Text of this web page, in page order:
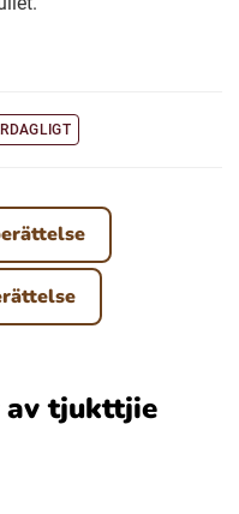
av tjukttjie